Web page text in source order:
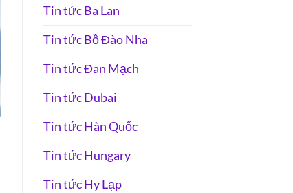
Tin tức Ba Lan
Tin tức Bồ Đào Nha
Tin tức Đan Mạch
Tin tức Dubai
Tin tức Hàn Quốc
Tin tức Hungary
Tin tức Hy Lạp